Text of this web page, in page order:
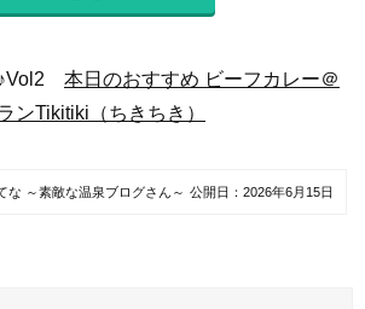
本日のおすすめ ビーフカレー＠
ンTikitiki（ちきちき）
な ～素敵な温泉ブログさん～ 公開日： 2026年6月15日